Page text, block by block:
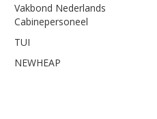
Vakbond Nederlands
Cabinepersoneel
TUI
NEWHEAP